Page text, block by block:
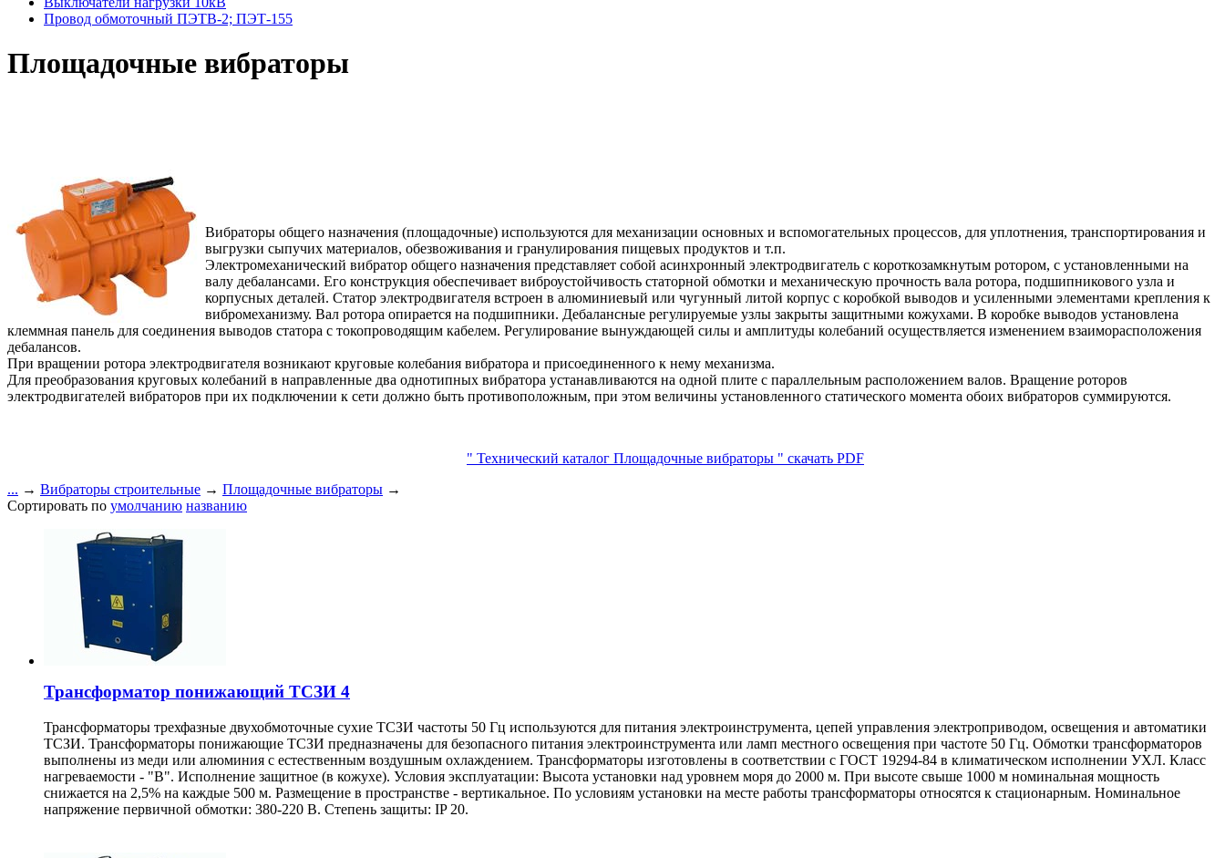
Провод обмоточный ПЭТВ-2; ПЭТ-155
Площадочные вибраторы
Вибраторы общего назначения (площадочные) используются для механизации основных и вспомогательных процессов, для уплотнения, транспортирования и
выгрузки сыпучих материалов, обезвоживания и гранулирования пищевых продуктов и т.п.
Электромеханический вибратор общего назначения представляет собой асинхронный электродвигатель с короткозамкнутым ротором, с установленными на
валу дебалансами. Его конструкция обеспечивает виброустойчивость статорной обмотки и механическую прочность вала ротора, подшипникового узла и
корпусных деталей. Статор электродвигателя встроен в алюминиевый или чугунный литой корпус с коробкой выводов и усиленными элементами крепления к
вибромеханизму. Вал ротора опирается на подшипники. Дебалансные регулируемые узлы закрыты защитными кожухами. В коробке выводов установлена
клеммная панель для соединения выводов статора с токопроводящим кабелем. Регулирование вынуждающей силы и амплитуды колебаний осуществляется изменением взаиморасположения
дебалансов.
При вращении ротора электродвигателя возникают круговые колебания вибратора и присоединенного к нему механизма.
Для преобразования круговых колебаний в направленные два однотипных вибратора устанавливаются на одной плите с параллельным расположением валов. Вращение роторов
электродвигателей вибраторов при их подключении к сети должно быть противоположным, при этом величины установленного статического момента обоих вибраторов суммируются.
" Технический каталог Площадочные вибраторы " скачать PDF
... → Вибраторы строительные → Площадочные вибраторы →
Сортировать по умолчанию названию
Трансформатор понижающий ТСЗИ 4
Трансформаторы трехфазные двухобмоточные сухие ТСЗИ частоты 50 Гц используются для питания электроинструмента, цепей управления электроприводом, освещения и автоматики
ТСЗИ. Трансформаторы понижающие ТСЗИ предназначены для безопасного питания электроинструмента или ламп местного освещения при частоте 50 Гц. Обмотки трансформаторов
выполнены из меди или алюминия с естественным воздушным охлаждением. Трансформаторы изготовлены в соответствии с ГОСТ 19294-84 в климатическом исполнении УХЛ. Класс
нагреваемости - "В". Исполнение защитное (в кожухе). Условия эксплуатации: Высота установки над уровнем моря до 2000 м. При высоте свыше 1000 м номинальная мощность
снижается на 2,5% на каждые 500 м. Размещение в пространстве - вертикальное. По условиям установки на месте работы трансформаторы относятся к стационарным. Номинальное
напряжение первичной обмотки: 380-220 В. Степень защиты: IP 20.